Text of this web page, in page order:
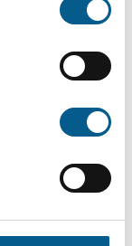
oder
Suchen